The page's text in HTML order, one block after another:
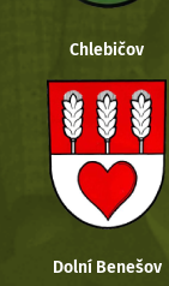
Chlebičov
Dolní Benešov